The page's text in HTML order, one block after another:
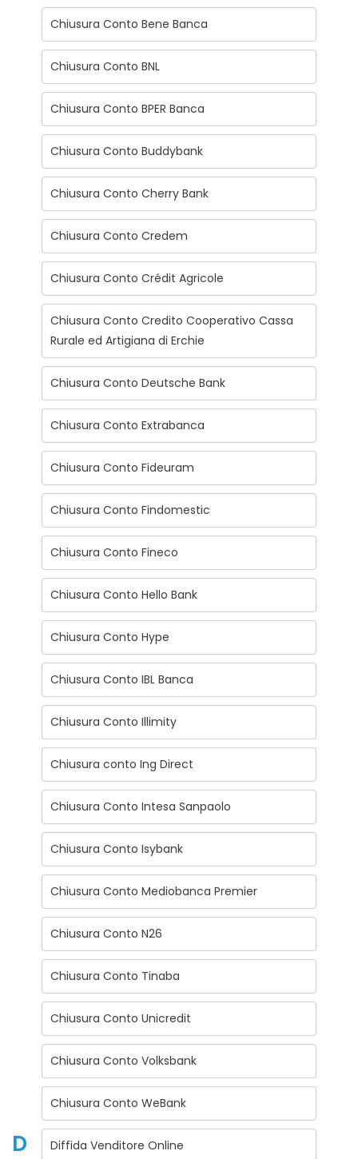
Chiusura Conto Bene Banca
Chiusura Conto BNL
Chiusura Conto BPER Banca
Chiusura Conto Buddybank
Chiusura Conto Cherry Bank
Chiusura Conto Credem
Chiusura Conto Crédit Agricole
Chiusura Conto Credito Cooperativo Cassa
Rurale ed Artigiana di Erchie
Chiusura Conto Deutsche Bank
Chiusura Conto Extrabanca
Chiusura Conto Fideuram
Chiusura Conto Findomestic
Chiusura Conto Fineco
Chiusura Conto Hello Bank
Chiusura Conto Hype
Chiusura Conto IBL Banca
Chiusura Conto Illimity
Chiusura conto Ing Direct
Chiusura Conto Intesa Sanpaolo
Chiusura Conto Isybank
Chiusura Conto Mediobanca Premier
Chiusura Conto N26
Chiusura Conto Tinaba
Chiusura Conto Unicredit
Chiusura Conto Volksbank
Chiusura Conto WeBank
D Diffida Venditore Online